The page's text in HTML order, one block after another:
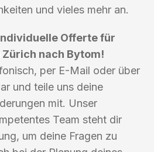
und vieles mehr an.
Offerte für
nach Bytom!
per E-Mail oder über
und teile uns deine
mit. Unser
Team steht dir
um deine Fragen zu